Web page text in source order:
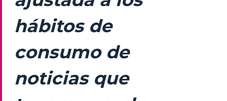
hábitos de
consumo de
noticias que